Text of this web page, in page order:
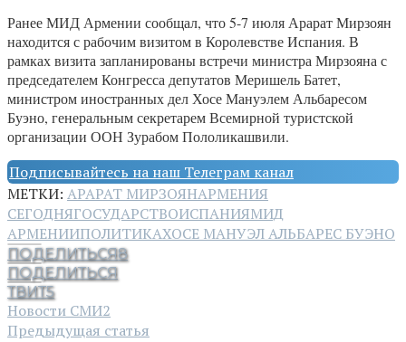
Ранее МИД Армении сообщал, что 5-7 июля Арарат Мирзоян
находится с рабочим визитом в Королевстве Испания. В
рамках визита запланированы встречи министра Мирзояна с
председателем Конгресса депутатов Меришель Батет,
министром иностранных дел Хосе Мануэлем Альбаресом
Буэно, генеральным секретарем Всемирной туристской
организации ООН Зурабом Пололикашвили.
Подписывайтесь на наш Телеграм канал
МЕТКИ: АРАРАТ МИРЗОЯНАРМЕНИЯ
СЕГОДНЯГОСУДАРСТВОИСПАНИЯМИД
АРМЕНИИПОЛИТИКАХОСЕ МАНУЭЛ АЛЬБАРЕС БУЭНО
ПОДЕЛИТЬСЯ8
ПОДЕЛИТЬСЯ
ТВИТ5
Новости СМИ2
Предыдущая статья